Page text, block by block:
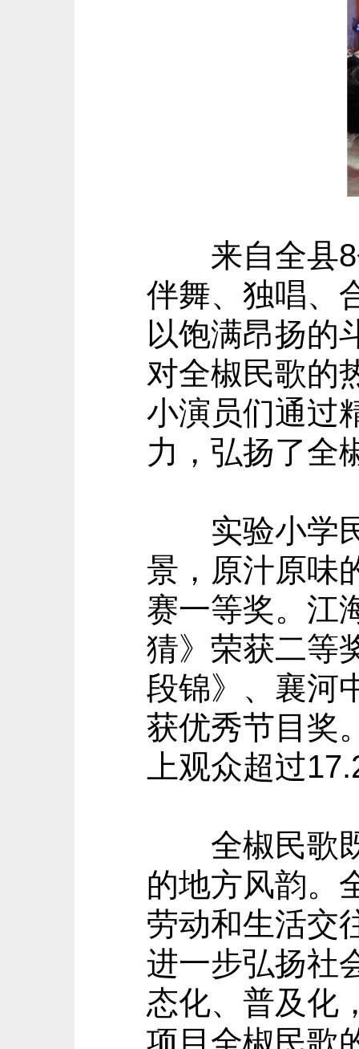
来自全县8
伴舞、独唱、
以饱满昂扬的
对全椒民歌的
小演员们通过
力，弘扬了全
实验小学民
景，原汁原味
赛一等奖。江
猜》荣获二等
段锦》、襄河
获优秀节目奖
上观众超过
全椒民歌既
的地方风韵。
劳动和生活交
进一步弘扬社
态化、普及化
项目全椒民歌